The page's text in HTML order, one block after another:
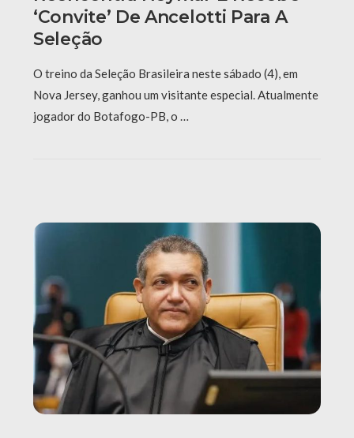
‘convite’ De Ancelotti Para A
Seleção
O treino da Seleção Brasileira neste sábado (4), em
Nova Jersey, ganhou um visitante especial. Atualmente
jogador do Botafogo-PB, o …